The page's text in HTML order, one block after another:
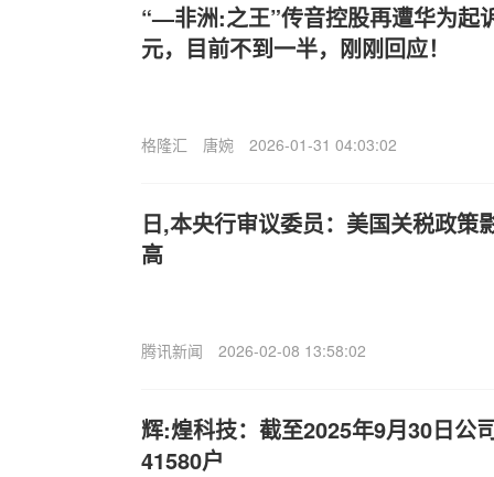
“—非洲:之王”传音控股再遭华为起
元，目前不到一半，刚刚回应！
格隆汇 唐婉 2026-01-31 04:03:02
日,本央行审议委员：美国关税政策
高
腾讯新闻 2026-02-08 13:58:02
辉:煌科技：截至2025年9月30日公
41580户